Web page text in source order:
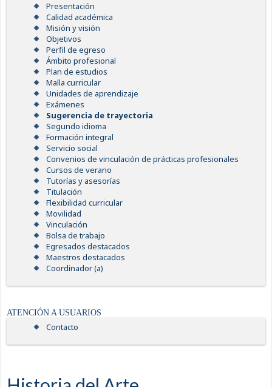
Presentación
Calidad académica
Misión y visión
Objetivos
Perfil de egreso
Ámbito profesional
Plan de estudios
Malla curricular
Unidades de aprendizaje
Exámenes
Sugerencia de trayectoria
Segundo idioma
Formación integral
Servicio social
Convenios de vinculación de prácticas profesionales
Cursos de verano
Tutorías y asesorías
Titulación
Flexibilidad curricular
Movilidad
Vinculación
Bolsa de trabajo
Egresados destacados
Maestros destacados
Coordinador (a)
ATENCIÓN A USUARIOS
Contacto